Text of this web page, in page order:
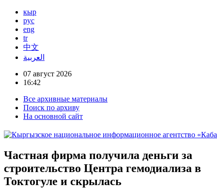
кыр
рус
eng
tr
中文
العربية
07 август 2026
16:42
Все архивные материалы
Поиск по архиву
На основной сайт
Частная фирма получила деньги за
строительство Центра гемодиализа в
Токтогуле и скрылась